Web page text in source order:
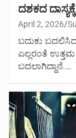
ದಶಕದ
April 2, 2026
ಬದುಕು
ಎಲ್ಲರಂತೆ ಉತ್ತಮ
ಬದಲಾಗಿದ್ದಾನೆ.…